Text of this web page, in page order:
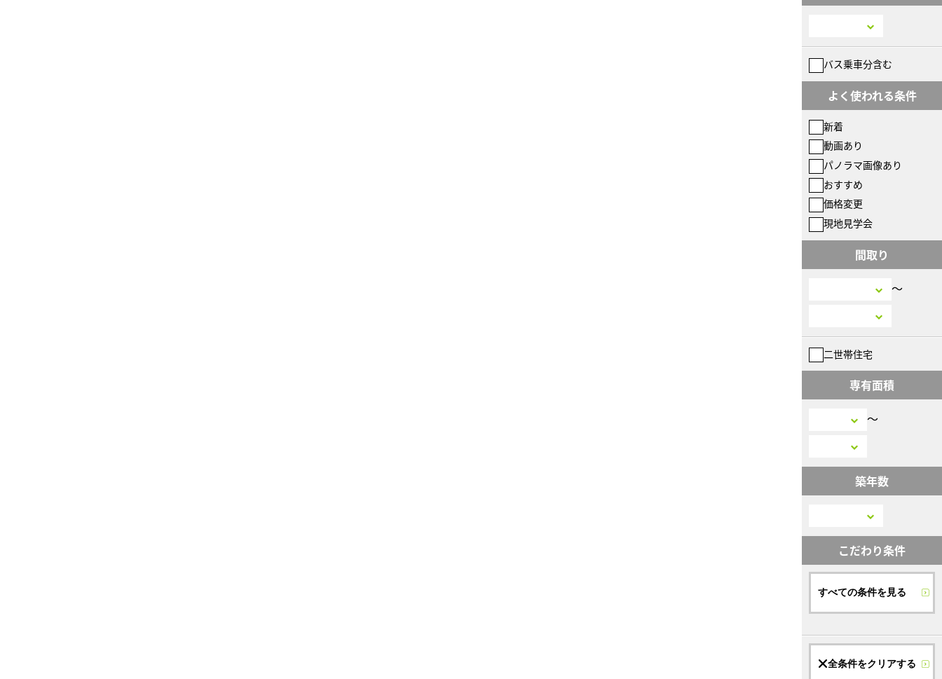
バス乗車分含む
よく使われる条件
新着
動画あり
パノラマ画像あり
おすすめ
価格変更
現地見学会
間取り
〜
二世帯住宅
専有面積
〜
築年数
こだわり条件
すべての条件を見る
全条件をクリアする